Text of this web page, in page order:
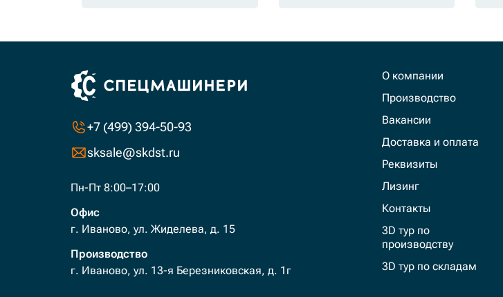
+7 (499) 394-50-93
sksale@skdst.ru
Пн-Пт 8:00–17:00
Офис
г. Иваново, ул. Жиделева, д. 15
Производство
г. Иваново, ул. 13-я Березниковская, д. 1г
О компании
Производство
Вакансии
Доставка и оплата
Реквизиты
Лизинг
Контакты
3D тур по
производству
3D тур по складам